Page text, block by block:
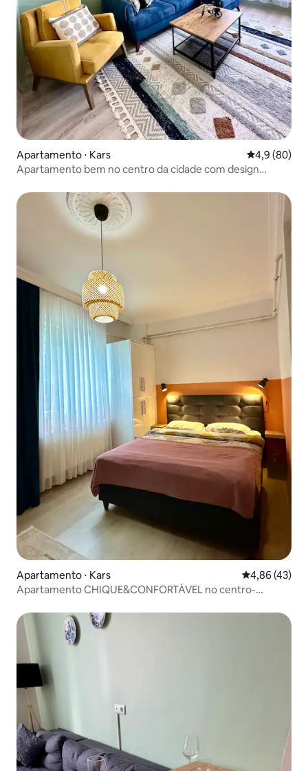
Apartamento ⋅ Kars 4,9 de uma
4,9 (80)
Apartamento bem no centro da cidade com design
Apartamento ⋅ Kars 4,86 de uma
4,86 (43)
Apartamento CHIQUE&CONFORTÁVEL no centro-